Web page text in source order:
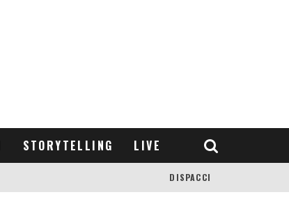
STORYTELLING LIVE
DISPACCI